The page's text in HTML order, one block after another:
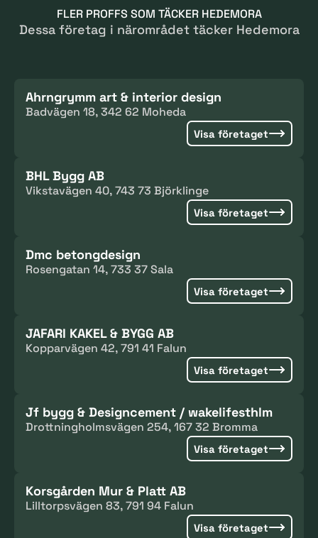
FLER PROFFS SOM TÄCKER HEDEMORA
Dessa företag i närområdet täcker Hedemora
Ahrngrymm art & interior design
Badvägen 18, 342 62 Moheda
Visa företaget
BHL Bygg AB
Vikstavägen 40, 743 73 Björklinge
Visa företaget
Dmc betongdesign
Rosengatan 14, 733 37 Sala
Visa företaget
JAFARI KAKEL & BYGG AB
Kopparvägen 42, 791 41 Falun
Visa företaget
Jf bygg & Designcement / wakelifesthlm
Drottningholmsvägen 254, 167 32 Bromma
Visa företaget
Korsgården Mur & Platt AB
Lilltorpsvägen 83, 791 94 Falun
Visa företaget